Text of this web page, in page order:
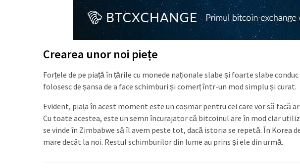
Crearea unor noi piețe
Forțele de pe piață în țările cu monede naționale slabe și foarte slabe
folosesc de șansa de a face schimburi și comerț într-un mod simplu și curat.
Evident, piața în acest moment este un coșmar pentru cei care vor să facă
Cu toate acestea, este un semn încurajator că bitcoinul are în mod clar
se vinde în Zimbabwe să îl avem peste tot, dacă istoria se repetă. În Korea
mare decât la noi. Restul schimburilor din lume au prins și ele din urmă.